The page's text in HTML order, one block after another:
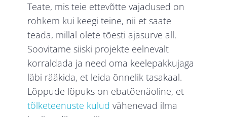
Teate, mis teie ettevõtte vajadused on
rohkem kui keegi teine, nii et saate
teada, millal olete tõesti ajasurve all.
Soovitame siiski projekte eelnevalt
korraldada ja need oma keelepakkujaga
läbi rääkida, et leida õnnelik tasakaal.
Lõppude lõpuks on ebatõenäoline, et
tõlketeenuste kulud vähenevad ilma